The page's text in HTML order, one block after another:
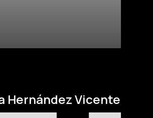
Hernández Vicente